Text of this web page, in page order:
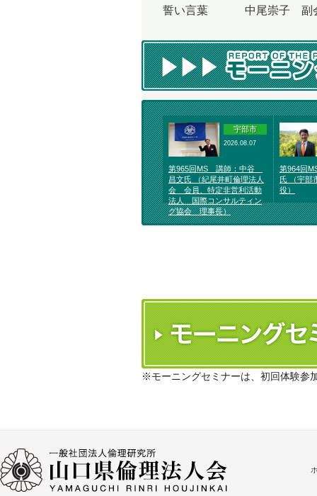
誓い言葉 中尾崇子 副
宇部市
2026.08.07
第965回MS 講師：中谷
昌文氏 （紀尾井町倫理法人
会 会員、特定非営利活動
法人 国際コンサルティン
グ協会 理事長）
第964回
氏 （宇部
役）
※モーニングセミナーは、初回体験参